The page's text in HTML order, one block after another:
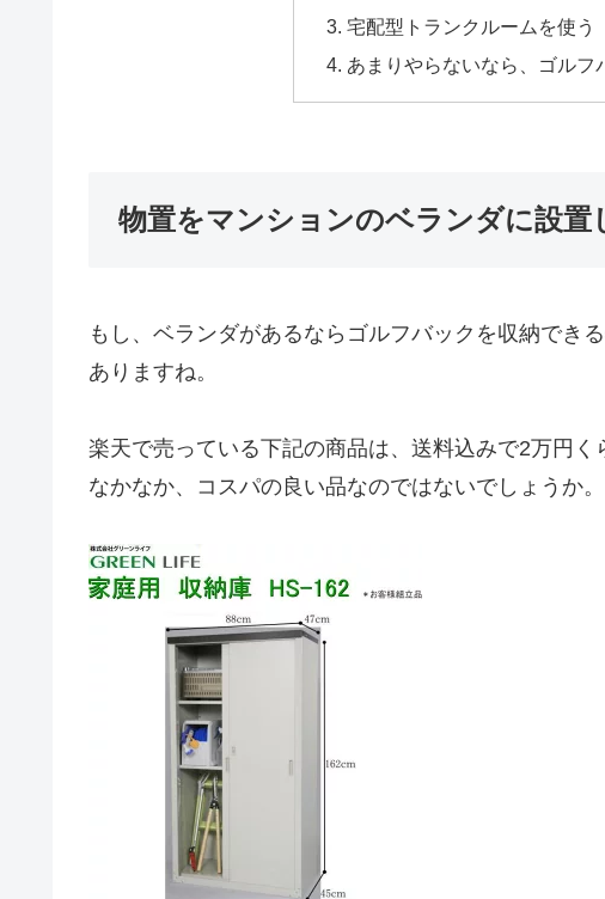
宅配型トランクルームを使う
あまりやらないなら、ゴルフ
物置をマンションのベランダに設置
もし、ベランダがあるならゴルフバックを収納でき
ありますね。
楽天で売っている下記の商品は、送料込みで2万円く
なかなか、コスパの良い品なのではないでしょうか。